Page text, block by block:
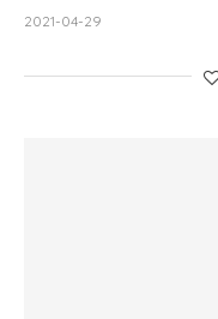
2021-04-29